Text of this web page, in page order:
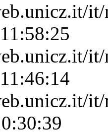
it/
it/
it/